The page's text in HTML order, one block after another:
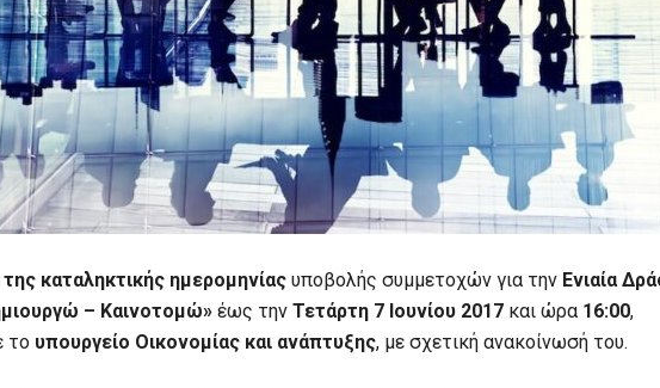
καταληκτικής ημερομηνίας υποβολής συμμετοχών για την Ενιαία
– Καινοτομώ» έως την Τετάρτη 7 Ιουνίου 2017 και ώρα 16:00,
το υπουργείο Οικονομίας και ανάπτυξης, με σχετική ανακοίνωσή του.